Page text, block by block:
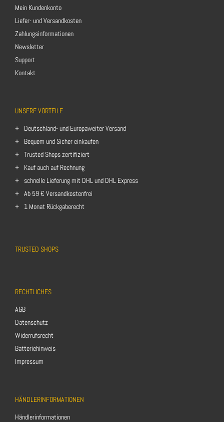
Mein Kundenkonto
Liefer- und Versandkosten
Zahlungsinformationen
Newsletter
Support
Kontakt
UNSERE VORTEILE
Deutschland- und Europaweiter Versand
Bequem und Sicher einkaufen
Trusted Shops zertifiziert
Kauf auch auf Rechnung
schnelle Lieferung mit DHL und DHL Express
Ab 59 € Versandkostenfrei
1 Monat Rückgaberecht
TRUSTED SHOPS
RECHTLICHES
AGB
Datenschutz
Widerrufsrecht
Batteriehinweis
Impressum
HÄNDLERINFORMATIONEN
Händlerinformationen